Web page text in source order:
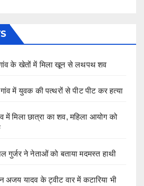
के खेतों में मिला खून से लथपथ शव
में युवक की पत्थरों से पीट पीट कर हत्या
में मिला छात्रा का शव, महिला आयोग को
गुर्जर ने नेताओं को बताया मदमस्त हाथी
यादव के ट्वीट वार में कटारिया भी